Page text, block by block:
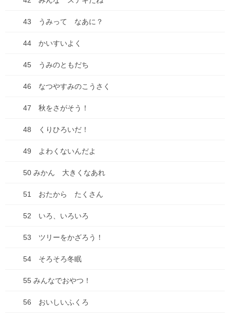
43 うみって なあに？
44 かいすいよく
45 うみのともだち
46 なつやすみのこうさく
47 秋をさがそう！
48 くりひろいだ！
49 よわくないんだよ
50 みかん 大きくなあれ
51 おたから たくさん
52 いろ、いろいろ
53 ツリーをかざろう！
54 そろそろ冬眠
55 みんなでおやつ！
56 おいしいふくろ